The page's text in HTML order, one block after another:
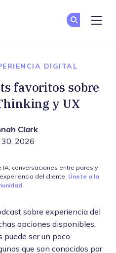
DIGITAL
favoritos sobre
y UX
Clark
30, 2026
conversaciones entre pares y
del cliente. Únete a la
sobre experiencia del
opciones disponibles,
puede ser un poco
que son conocidos por